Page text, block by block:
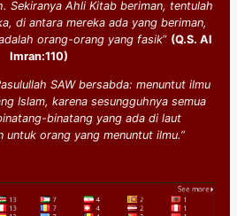
Sekiranya Ahli Kitab beriman, tentulah
di antara mereka ada yang beriman,
orang-orang yang fasik” (Q.S. Al
Imran:110)
SAW bersabda: menuntut ilmu
Islam, karena sesungguhnya semua
binatang yang ada di laut
untuk orang yang menuntut ilmu.”